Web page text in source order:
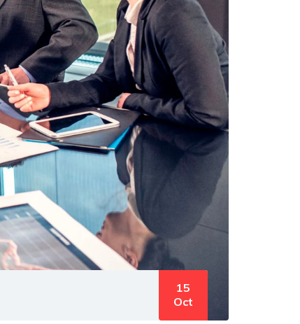
15
Oct